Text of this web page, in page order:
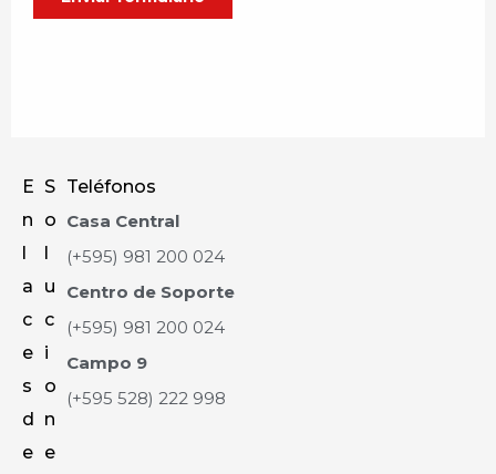
E
n
a
c
e
s
d
e
S
o
u
c
i
o
n
e
Teléfonos
Casa Central
(+595) 981 200 024
Centro de Soporte
(+595) 981 200 024
Campo 9
(+595 528) 222 998